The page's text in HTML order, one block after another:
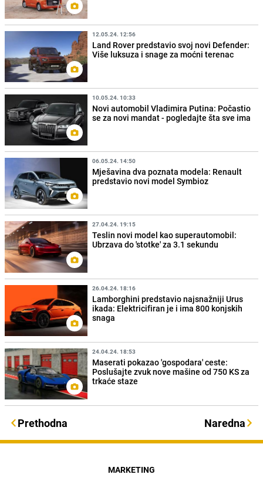
12.05.24. 12:56
Land Rover predstavio svoj novi Defender:
Više luksuza i snage za moćni terenac
10.05.24. 10:33
Novi automobil Vladimira Putina: Počastio
se za novi mandat - pogledajte šta sve ima
06.05.24. 14:50
Mješavina dva poznata modela: Renault
predstavio novi model Symbioz
27.04.24. 19:15
Teslin novi model kao superautomobil:
Ubrzava do 'stotke' za 3.1 sekundu
26.04.24. 18:16
Lamborghini predstavio najsnažniji Urus
ikada: Elektricifiran je i ima 800 konjskih
snaga
24.04.24. 18:53
Maserati pokazao 'gospodara' ceste:
Poslušajte zvuk nove mašine od 750 KS za
trkaće staze
Prethodna Naredna
MARKETING